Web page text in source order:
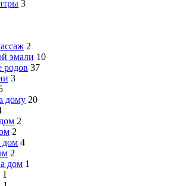
3
2
эмали 10
родов 37
3
дому 20
2
2
дом 4
2
дом 1
1